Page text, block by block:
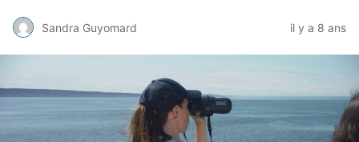
Sandra Guyomard il y a 8 ans